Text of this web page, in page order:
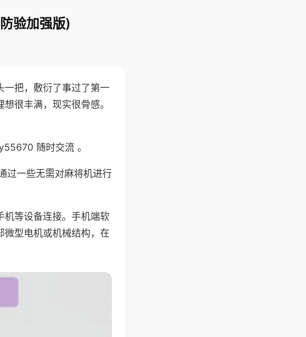
验加强版)
一把，敷衍了事过了第一
很丰满，现实很骨感。
随时交流 。
过一些无需对麻将机进行
机等设备连接。手机端软
型电机或机械结构，在